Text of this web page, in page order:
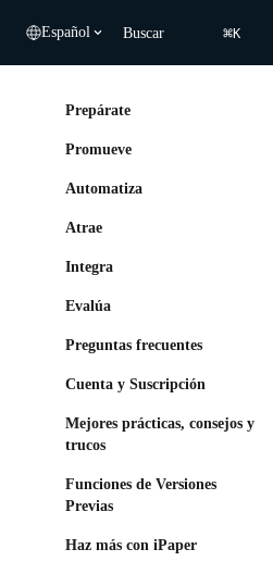
Español Buscar ⌘K
Prepárate
Promueve
Automatiza
Atrae
Integra
Evalúa
Preguntas frecuentes
Cuenta y Suscripción
Mejores prácticas, consejos y
trucos
Funciones de Versiones
Previas
Haz más con iPaper